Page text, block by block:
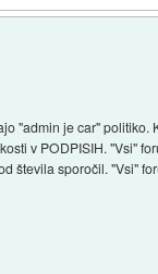
"admin je car" politiko.
v PODPISIH. "Vsi"
števila sporočil. "Vsi"